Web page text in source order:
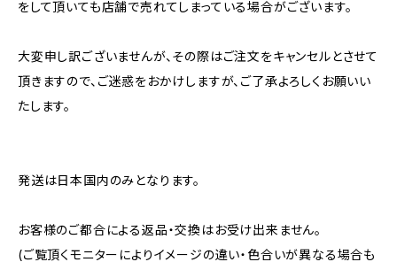
をして頂いても店舗で売れてしまっている場合がございます。
大変申し訳ございませんが、その際はご注文をキャンセルとさせて
頂きますので、ご迷惑をおかけしますが、ご了承よろしくお願いい
たします。
発送は日本国内のみとなります。
お客様のご都合による返品・交換はお受け出来ません。
(ご覧頂くモニターによりイメージの違い・色合いが異なる場合も